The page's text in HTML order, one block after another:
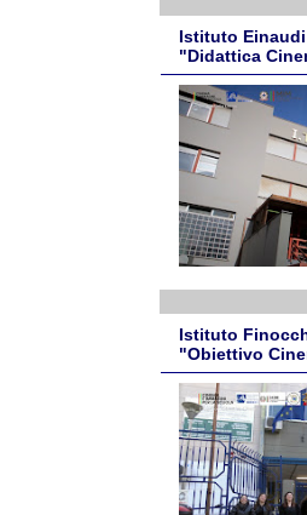
Istituto
"Didattica
Istituto
"Obiettivo